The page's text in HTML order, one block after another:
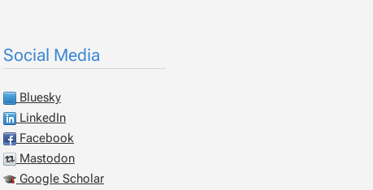
Social Media
Bluesky
LinkedIn
Facebook
Mastodon
Google Scholar